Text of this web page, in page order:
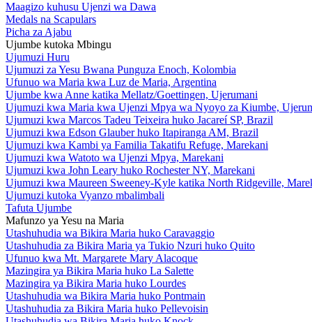
Maagizo kuhusu Ujenzi wa Dawa
Medals na Scapulars
Picha za Ajabu
Ujumbe kutoka Mbingu
Ujumuzi Huru
Ujumuzi za Yesu Bwana Punguza Enoch, Kolombia
Ufunuo wa Maria kwa Luz de Maria, Argentina
Ujumbe kwa Anne katika Mellatz/Goettingen, Ujerumani
Ujumuzi kwa Maria kwa Ujenzi Mpya wa Nyoyo za Kiumbe,
Ujumuzi kwa Marcos Tadeu Teixeira huko Jacareí SP, Brazil
Ujumuzi kwa Edson Glauber huko Itapiranga AM, Brazil
Ujumuzi kwa Kambi ya Familia Takatifu Refuge, Marekani
Ujumuzi kwa Watoto wa Ujenzi Mpya, Marekani
Ujumuzi kwa John Leary huko Rochester NY, Marekani
Ujumuzi kwa Maureen Sweeney-Kyle katika North Ridgeville,
Ujumuzi kutoka Vyanzo mbalimbali
Tafuta Ujumbe
Mafunzo ya Yesu na Maria
Utashuhudia wa Bikira Maria huko Caravaggio
Utashuhudia za Bikira Maria ya Tukio Nzuri huko Quito
Ufunuo kwa Mt. Margarete Mary Alacoque
Mazingira ya Bikira Maria huko La Salette
Mazingira ya Bikira Maria huko Lourdes
Utashuhudia wa Bikira Maria huko Pontmain
Utashuhudia za Bikira Maria huko Pellevoisin